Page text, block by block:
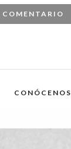
CONÓCENOS